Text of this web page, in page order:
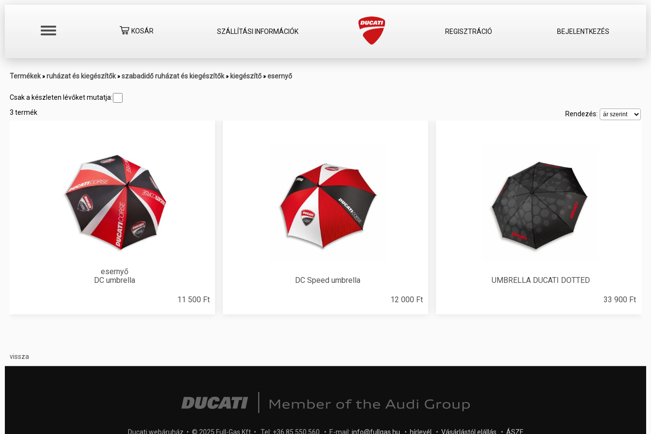
KOSÁR SZÁLLÍTÁSI INFORMÁCIÓK REGISZTRÁCIÓ BEJELENTKEZÉS
Termékek » ruházat és kiegészítők » szabadidő ruházat és kiegészítők » kiegészítő » esernyő
Csak a készleten lévőket mutatja:
3 termék
Rendezés:
esernyő
DC umbrella
11 500 Ft
DC Speed umbrella
12 000 Ft
UMBRELLA DUCATI DOTTED
33 900 Ft
vissza
Ducati webáruház • © 2025 Full-Gas Kft • Tel: +36 85 550 560 • E-mail: info@fullgas.hu • hírlevél • Vásárlástól elállás • ÁSZF